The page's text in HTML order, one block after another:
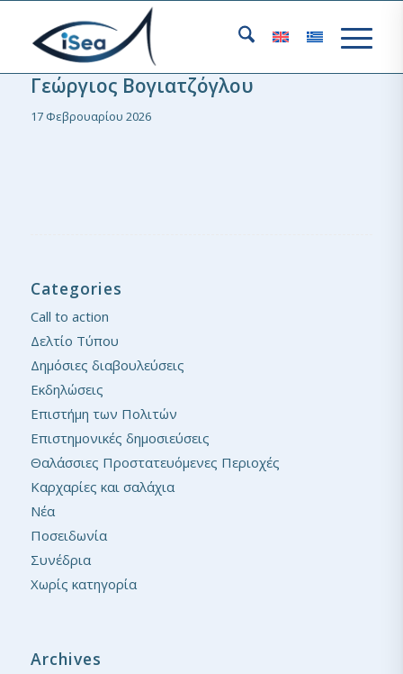
Γεώργιος Βογιατζόγλου
17 Φεβρουαρίου 2026
Categories
Call to action
Δελτίο Τύπου
Δημόσιες διαβουλεύσεις
Εκδηλώσεις
Επιστήμη των Πολιτών
Επιστημονικές δημοσιεύσεις
Θαλάσσιες Προστατευόμενες Περιοχές
Καρχαρίες και σαλάχια
Νέα
Ποσειδωνία
Συνέδρια
Χωρίς κατηγορία
Archives